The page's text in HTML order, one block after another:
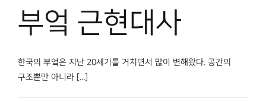
부엌 근현대사
한국의 부엌은 지난 20세기를 거치면서 많이 변해왔다. 공간의
구조뿐만 아니라 [...]